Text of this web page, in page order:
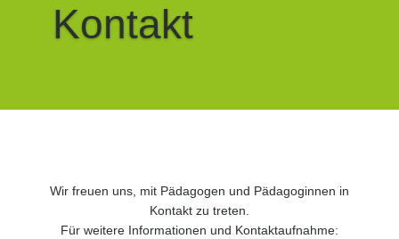
Kontakt
Wir freuen uns, mit Pädagogen und Pädagoginnen in
Kontakt zu treten.
Für weitere Informationen und Kontaktaufnahme: